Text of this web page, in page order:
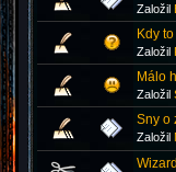
Založil
Kdy
Založil
Málo
Založil
Sny o
Založil